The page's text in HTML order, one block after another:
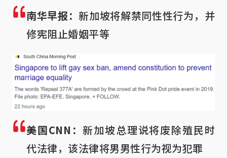
南华早报：新加坡将解禁同性性行为，并
修宪阻止婚姻平等
美国CNN：新加坡总理说将废除殖民时
代法律，该法律将男男性行为视为犯罪